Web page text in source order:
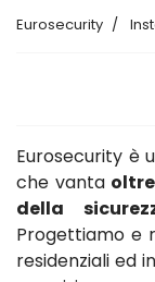
Eurosecurity
Eurosecurity è
che vanta
della
Progettiamo e
residenziali ed